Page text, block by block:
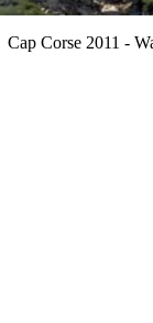
Cap Corse 2011 -